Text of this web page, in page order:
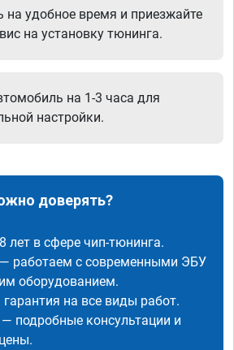
на удобное время и приезжайте
на установку тюнинга.
на 1-3 часа для
настройки.
доверять?
лет в сфере чип-тюнинга.
— работаем с современными ЭБУ
оборудованием.
на все виды работ.
подробные консультации и